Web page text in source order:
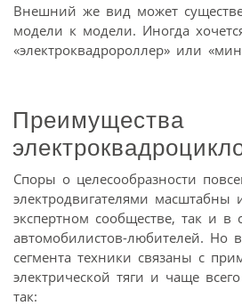
Внешний же вид может
модели к модели. Иногда
«электроквадророллер» или
Преимущества
Споры о целесообразности
электродвигателями масштабны
экспертном сообществе, так и в
автомобилистов-любителей. Но
сегмента техники связаны с
электрической тяги и чаще
так: